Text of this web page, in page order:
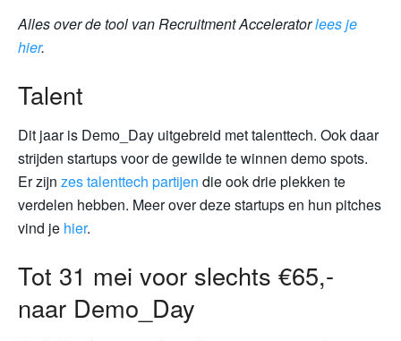
Alles over de tool van Recruitment Acceleratorlees je
hier.
Talent
Dit jaar is Demo_Day uitgebreid met talenttech. Ook daar
strijden startups voor de gewilde te winnen demo spots.
Er zijn zes talenttech partijen die ook drie plekken te
verdelen hebben. Meer over deze startups en hun pitches
vind je hier.
Tot 31 mei voor slechts €65,-
naar Demo_Day